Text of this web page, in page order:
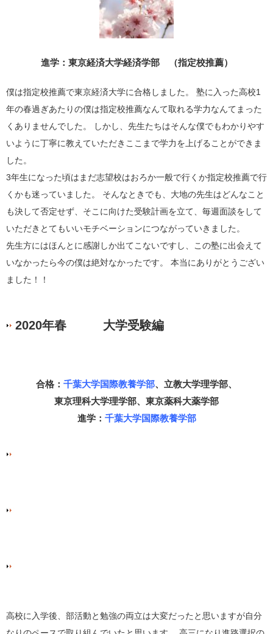
進学：東京経済大学経済学部 （指定校推薦）
僕は指定校推薦で東京経済大学に合格しました。 塾に入った高校1
年の春過ぎあたりの僕は指定校推薦なんて取れる学力なんてまった
くありませんでした。 しかし、先生たちはそんな僕でもわかりやす
いように丁寧に教えていただきここまで学力を上げることができま
した。
3年生になった頃はまだ志望校はおろか一般で行くか指定校推薦で行
くかも迷っていました。 そんなときでも、大地の先生はどんなこと
も決して否定せず、そこに向けた受験計画を立て、毎週面談をして
いただきとてもいいモチベーションにつながっていきました。
先生方にはほんとに感謝しか出てこないですし、この塾に出会えて
いなかったら今の僕は絶対なかったです。 本当にありがとうござい
ました！！
2020年春 大学受験編
合格： 千葉大学国際教養学部、立教大学理学部、
東京理科大学理学部、東京薬科大薬学部
進学： 千葉大学国際教養学部
高校に入学後、部活動と勉強の両立は大変だったと思いますが自分